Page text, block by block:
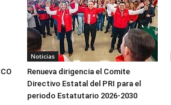
Noticias
Renueva dirigencia el Comite
Directivo Estatal del PRI para el
periodo Estatutario 2026-2030